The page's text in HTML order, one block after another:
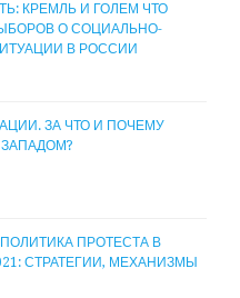
КРЕМЛЬ И ГОЛЕМ ЧТО
О СОЦИАЛЬНО-
В РОССИИ
ЗА ЧТО И ПОЧЕМУ
ПРОТЕСТА В
СТРАТЕГИИ, МЕХАНИЗМЫ